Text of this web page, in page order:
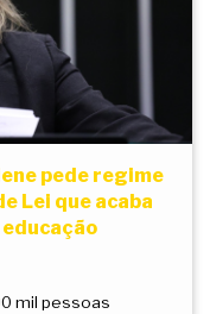
pede regime
Lei que acaba
mil pessoas